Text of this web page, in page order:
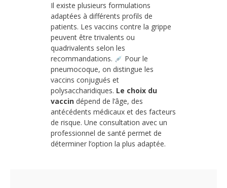
Il existe plusieurs formulations
adaptées à différents profils de
patients. Les vaccins contre la grippe
peuvent être trivalents ou
quadrivalents selon les
recommandations.
Pour le
pneumocoque, on distingue les
vaccins conjugués et
polysaccharidiques. Le choix du
vaccin dépend de l’âge, des
antécédents médicaux et des facteurs
de risque. Une consultation avec un
professionnel de santé permet de
déterminer l’option la plus adaptée.